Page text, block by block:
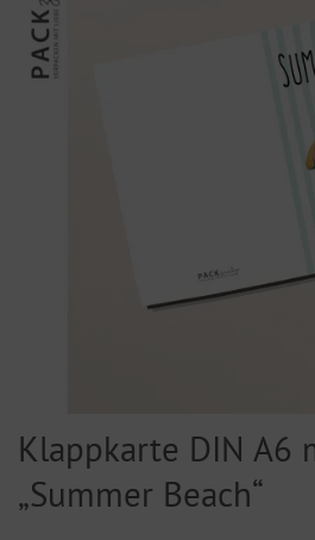
Klappkarte DIN A6
„Summer Beach“